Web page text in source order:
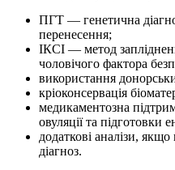
ПГТ — генетична
перенесення;
ІКСІ — метод
чоловічого фактора
використання
кріоконсервація
медикаментозна
овуляції та підготовки
додаткові аналізи,
діагноз.